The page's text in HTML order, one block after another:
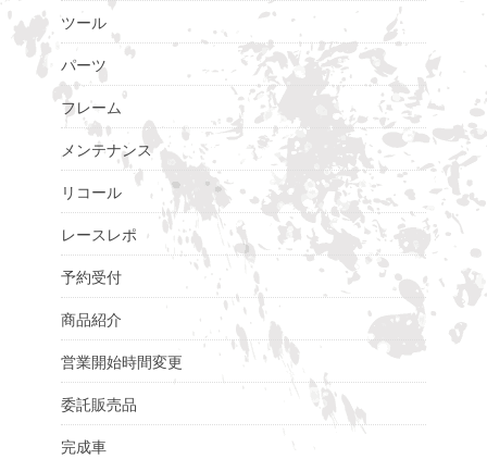
ツール
パーツ
フレーム
メンテナンス
リコール
レースレポ
予約受付
商品紹介
営業開始時間変更
委託販売品
完成車